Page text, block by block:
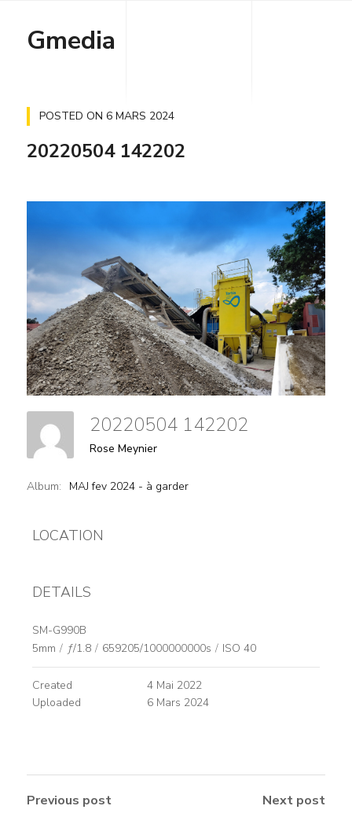
Gmedia
POSTED ON 6 MARS 2024
20220504 142202
20220504 142202
Rose Meynier
Album: MAJ fev 2024 - à garder
LOCATION
DETAILS
SM-G990B
5mm / ƒ/1.8 / 659205/1000000000s / ISO 40
Created
4 Mai 2022
Uploaded
6 Mars 2024
Previous post Next post